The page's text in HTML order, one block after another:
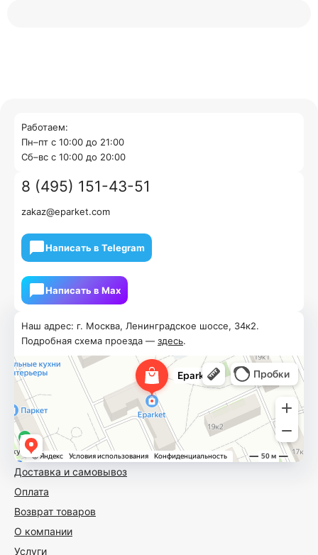
Доставка и самовывоз
Оплата
Возврат товаров
О компании
Услуги
Наш адрес: г. Москва, Ленинградское шоссе, 34к2.
Подробная схема проезда — здесь.
Работаем:
Пн–пт с 10:00 до 21:00
Cб–вс с 10:00 до 20:00
8 (495) 151-43-51
zakaz@eparket.com
Написать в Telegram
Написать в Мах